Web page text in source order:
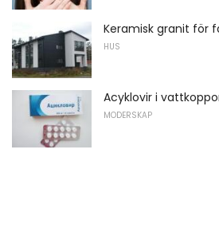
Keramisk granit för
HUS
Acyklovir i
MODERSKAP